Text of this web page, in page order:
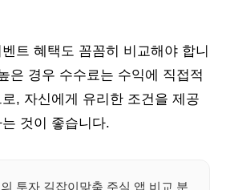
트 혜택도 꼼꼼히 비교해야 합니
은 경우 수수료는 수익에 직접적
, 자신에게 유리한 조건을 제공
것이 좋습니다.
투자 길잡이맞춤 주식 앱 비교 분